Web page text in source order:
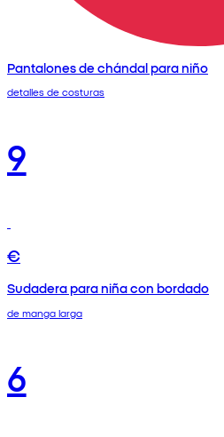
Pantalones de chándal para niño
detalles de costuras
9
€
Sudadera para niña con bordado
de manga larga
6